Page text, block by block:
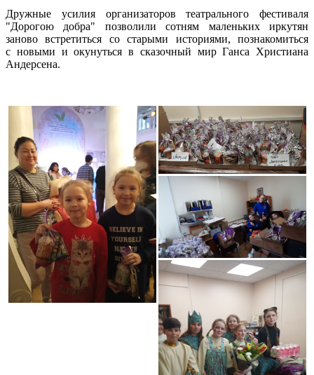
Дружные усилия организаторов театрального фестиваля
"Дорогою добра" позволили сотням маленьких иркутян
заново встретиться со старыми историями, познакомиться
с новыми и окунуться в сказочный мир Ганса Христиана
Андерсена.